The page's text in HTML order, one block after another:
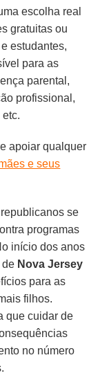
escolha real
gratuitas ou
estudantes,
para as
parental,
profissional,
apoiar qualquer
e seus
se
programas
início dos anos
de Nova Jersey
para as
filhos.
que cuidar de
no número